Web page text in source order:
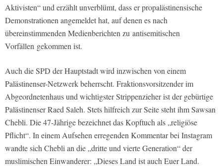
Aktivisten“ und erzählt unverblümt, dass er propalästinensische
Demonstrationen angemeldet hat, auf denen es nach
übereinstimmenden Medienberichten zu antisemitischen
Vorfällen gekommen ist.
Auch die SPD der Hauptstadt wird inzwischen von einem
Palästinenser-Netzwerk beherrscht. Fraktionsvorsitzender im
Abgeordnetenhaus und wichtigster Strippenzieher ist der gebürtige
Palästinenser Raed Saleh. Stets hilfreich zur Seite steht ihm Sawsan
Chebli. Die 47-Jährige bezeichnet das Kopftuch als „religiöse
Pflicht“. In einem Aufsehen erregenden Kommentar bei Instagram
wandte sich Chebli an die „dritte und vierte Generation“ der
muslimischen Einwanderer: „Dieses Land ist auch Euer Land.